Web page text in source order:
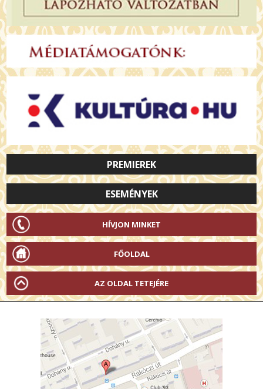
PREMIEREK
ESEMÉNYEK
HÍVJON MINKET
FŐOLDAL
AZ OLDAL TETEJÉRE